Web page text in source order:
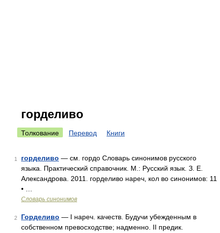
горделиво
Толкование Перевод Книги
1 горделиво — см. гордо Словарь синонимов русского
языка. Практический справочник. М.: Русский язык. З. Е.
Александрова. 2011. горделиво нареч, кол во синонимов: 11
• …
Словарь синонимов
2 Горделиво — I нареч. качеств. Будучи убежденным в
собственном превосходстве; надменно. II предик.